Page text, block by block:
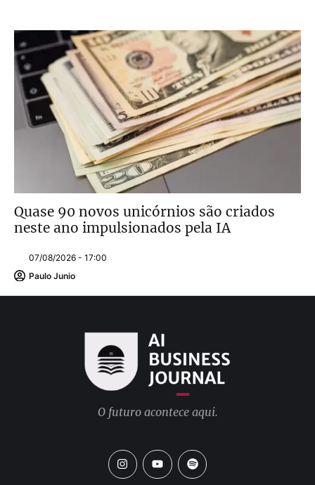
Quase 90 novos unicórnios são criados
neste ano impulsionados pela IA
07/08/2026 - 17:00
Paulo Junio
O futuro acontece aqui.